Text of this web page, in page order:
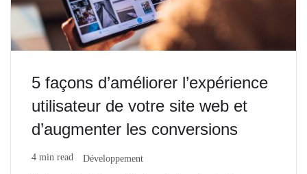
5 façons d’améliorer l’expérience
utilisateur de votre site web et
d’augmenter les conversions
4 min read Développement